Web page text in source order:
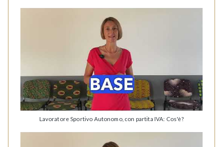
Lavoratore Sportivo Autonomo, con partita IVA: Cos'è?